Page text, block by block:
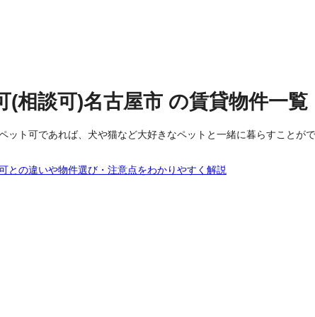
(相談可)名古屋市 の賃貸物件一覧
ット可であれば、犬や猫など大好きなペットと一緒に暮らすことが
との違いや物件選び・注意点をわかりやすく解説